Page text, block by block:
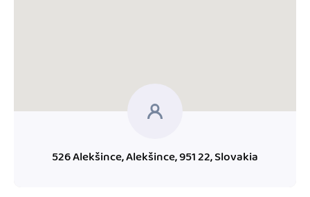
526 Alekšince, Alekšince, 951 22, Slovakia